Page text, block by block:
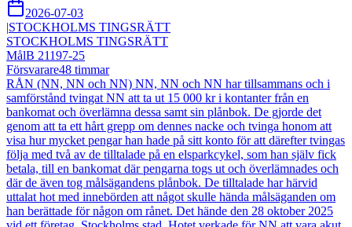
2026-07-03
|STOCKHOLMS TINGSRÄTT
STOCKHOLMS TINGSRÄTT
MålB 21197-25
Försvarare48 timmar
RÅN (NN, NN och NN) NN, NN och NN har tillsammans och i
samförstånd tvingat NN att ta ut 15 000 kr i kontanter från en
bankomat och överlämna dessa samt sin plånbok. De gjorde det
genom att ta ett hårt grepp om dennes nacke och tvinga honom att
visa hur mycket pengar han hade på sitt konto för att därefter tvingas
följa med två av de tilltalade på en elsparkcykel, som han själv fick
betala, till en bankomat där pengarna togs ut och överlämnades och
där de även tog målsägandens plånbok. De tilltalade har härvid
uttalat hot med innebörden att något skulle hända målsäganden om
han berättade för någon om rånet. Det hände den 28 oktober 2025